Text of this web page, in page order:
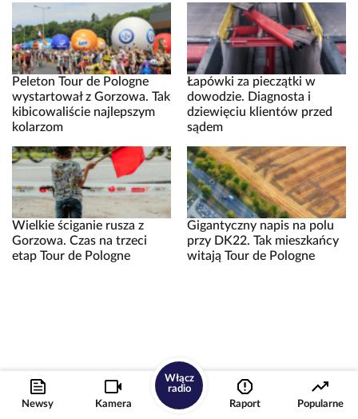
Peleton Tour de Pologne
wystartował z Gorzowa. Tak
kibicowaliście najlepszym
kolarzom
Łapówki za pieczątki w
dowodzie. Diagnosta i
dziewięciu klientów przed
sądem
Wielkie ściganie rusza z
Gorzowa. Czas na trzeci
etap Tour de Pologne
Gigantyczny napis na polu
przy DK22. Tak mieszkańcy
witają Tour de Pologne
Newsy Kamera
Włącz
radio
Raport
Popularne